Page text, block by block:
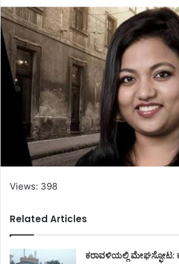
Views: 398
Related Articles
ಕರಾವಳಿಯಲ್ಲಿ ಮೇಘಸ್ಫೋಟ: